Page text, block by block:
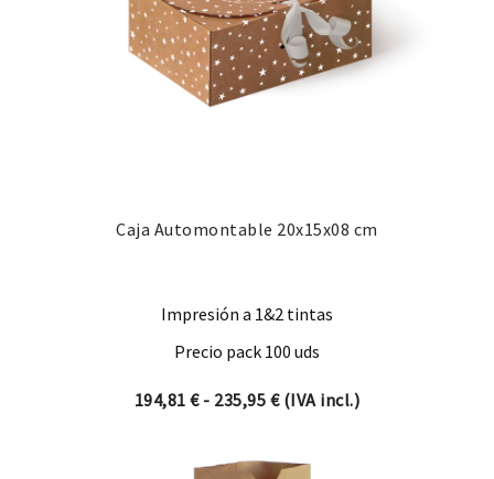
Caja Automontable 20x15x08 cm
Impresión a 1&2 tintas
Precio pack 100 uds
194,81€ - 235,95 €Rango de precios: desde
(IVA incl.)